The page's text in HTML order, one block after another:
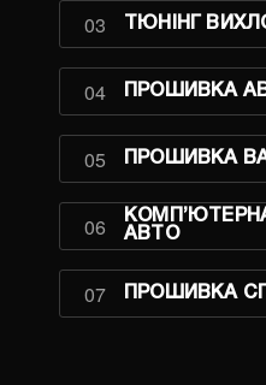
03 ТЮНІНГ
04 ПРОШИВКА
05 ПРОШИВКА
06
АВТО
07 ПРОШИВКА